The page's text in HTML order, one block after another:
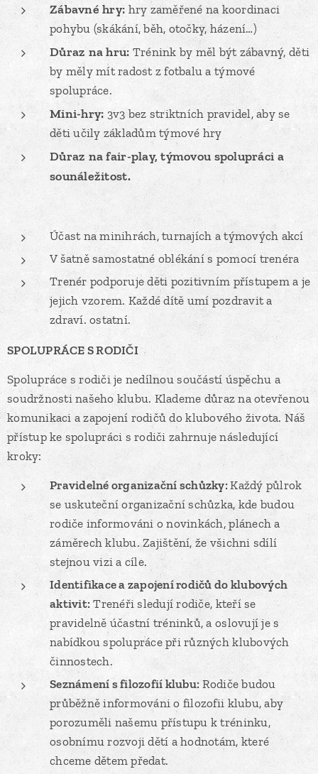
Zábavné hry:hry zaměřené na koordinaci
pohybu (skákání, běh, otočky, házení…)
Důraz na hru: Trénink by měl být zábavný, děti
by měly mít radost z fotbalu a týmové
spolupráce.
Mini-hry: 3v3 bez striktních pravidel, aby se
děti učily základům týmové hry
Důraz na fair-play, týmovou spolupráci a
sounáležitost.
Účast na minihrách, turnajích a týmových akcí
V šatně samostatné oblékání s pomocí trenéra
Trenér podporuje děti pozitivním přístupem a je
jejich vzorem. Každé dítě umí pozdravit a
zdraví. ostatní.
SPOLUPRÁCE S RODIČI
Spolupráce s rodiči je nedílnou součástí úspěchu a
soudržnosti našeho klubu. Klademe důraz na otevřenou
komunikaci a zapojení rodičů do klubového života. Náš
přístup ke spolupráci s rodiči zahrnuje následující
kroky:
Pravidelné organizační schůzky:Každý půlrok
se uskuteční organizační schůzka, kde budou
rodiče informováni o novinkách, plánech a
záměrech klubu. Zajištění, že všichni sdílí
stejnou vizi a cíle.
Identifikace a zapojení rodičů do klubových
aktivit: Trenéři sledují rodiče, kteří se
pravidelně účastní tréninků, a oslovují je s
nabídkou spolupráce při různých klubových
činnostech.
Seznámení s filozofií klubu:Rodiče budou
průběžně informováni o filozofii klubu, aby
porozuměli našemu přístupu k tréninku,
osobnímu rozvoji dětí a hodnotám, které
chceme dětem předat.